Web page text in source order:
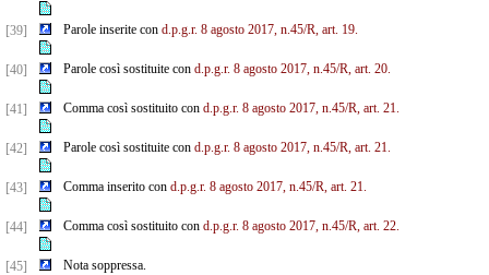
[39] Parole inserite con d.p.g.r. 8 agosto 2017, n.45/R, art. 19.
[40] Parole così sostituite con d.p.g.r. 8 agosto 2017, n.45/R, art. 20.
[41] Comma così sostituito con d.p.g.r. 8 agosto 2017, n.45/R, art. 21.
[42] Parole così sostituite con d.p.g.r. 8 agosto 2017, n.45/R, art. 21.
[43] Comma inserito con d.p.g.r. 8 agosto 2017, n.45/R, art. 21.
[44] Comma così sostituito con d.p.g.r. 8 agosto 2017, n.45/R, art. 22.
[45] Nota soppressa.